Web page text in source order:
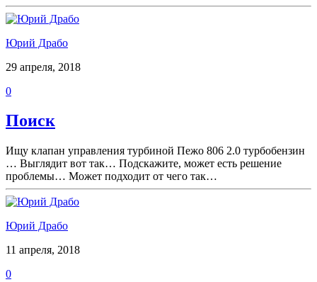
Юрий Драбо
29 апреля, 2018
0
Поиск
Ищу клапан управления турбиной Пежо 806 2.0 турбобензин
… Выглядит вот так… Подскажите, может есть решение
проблемы… Может подходит от чего так…
Юрий Драбо
11 апреля, 2018
0